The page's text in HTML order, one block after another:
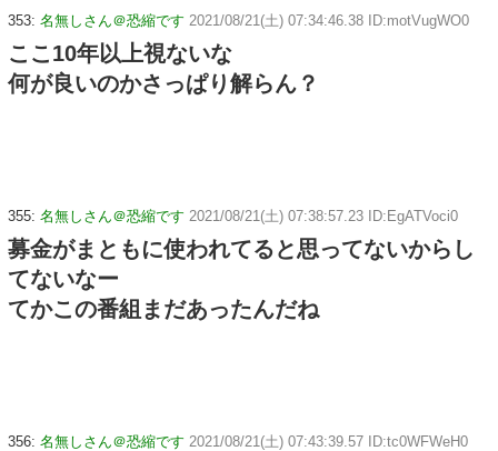
353: 名無しさん＠恐縮です 2021/08/21(土) 07:34:46.38 ID:motVugWO0
ここ10年以上視ないな
何が良いのかさっぱり解らん？
355: 名無しさん＠恐縮です 2021/08/21(土) 07:38:57.23 ID:EgATVoci0
募金がまともに使われてると思ってないからし
てないなー
てかこの番組まだあったんだね
356: 名無しさん＠恐縮です 2021/08/21(土) 07:43:39.57 ID:tc0WFWeH0